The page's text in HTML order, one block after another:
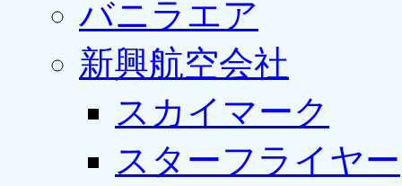
バニラエア
新興航空会社
スカイマーク
スターフライヤー